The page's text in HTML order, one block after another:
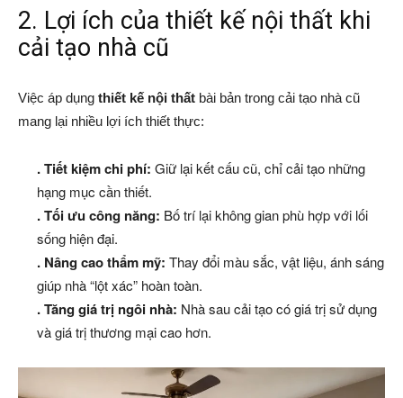
2. Lợi ích của thiết kế nội thất khi
cải tạo nhà cũ
Việc áp dụngthiết kế nội thất bài bản trong cải tạo nhà cũ
mang lại nhiều lợi ích thiết thực:
. Tiết kiệm chi phí: Giữ lại kết cấu cũ, chỉ cải tạo những
hạng mục cần thiết.
. Tối ưu công năng: Bố trí lại không gian phù hợp với lối
sống hiện đại.
. Nâng cao thẩm mỹ: Thay đổi màu sắc, vật liệu, ánh sáng
giúp nhà “lột xác” hoàn toàn.
. Tăng giá trị ngôi nhà: Nhà sau cải tạo có giá trị sử dụng
và giá trị thương mại cao hơn.